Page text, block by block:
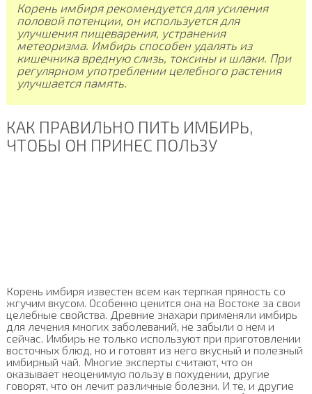
Корень имбиря рекомендуется для усиления
половой потенции, он используется для
улучшения пищеварения, устранения
метеоризма. Имбирь способен удалять из
кишечника вредную слизь, токсины и шлаки. При
регулярном употреблении целебного растения
улучшается память.
КАК ПРАВИЛЬНО ПИТЬ ИМБИРЬ,
ЧТОБЫ ОН ПРИНЕС ПОЛЬЗУ
Корень имбиря известен всем как терпкая пряность со
жгучим вкусом. Особенно ценится она на Востоке за свои
целебные свойства. Древние знахари применяли имбирь
для лечения многих заболеваний, не забыли о нем и
сейчас. Имбирь не только используют при приготовлении
восточных блюд, но и готовят из него вкусный и полезный
имбирный чай. Многие эксперты считают, что он
оказывает неоценимую пользу в похудении, другие
говорят, что он лечит различные болезни. И те, и другие